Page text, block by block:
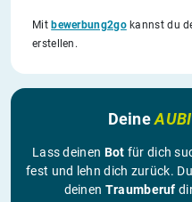
Mit bewerbung2gokannst du
erstellen.
Deine
Lass deinen Bot für dich
fest und lehn dich zurück.
deinen Traumberuf